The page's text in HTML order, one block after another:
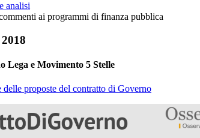
analisi
ai programmi di finanza pubblica
Lega e Movimento 5 Stelle
proposte del contratto di Governo